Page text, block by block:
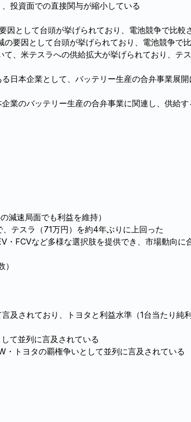
投資面での直接関与が縮小している
因として台頭が挙げられており、電池競争で比較
要因として台頭が挙げられており、電池競争で
、米テスラへの供給拡大が挙げられており、テ
日本企業として、バッテリー生産の合弁事業展
業のバッテリー生産の合弁事業に関連し、供給
減速局面でも利益を維持）
テスラ（71万円）を約4年ぶりに上回った
・FCVなど多様な選択肢を提供でき、市場動向に
及されており、トヨタと利益水準（1台当たり純
て並列に言及されている
トヨタの覇権争いとして並列に言及されている